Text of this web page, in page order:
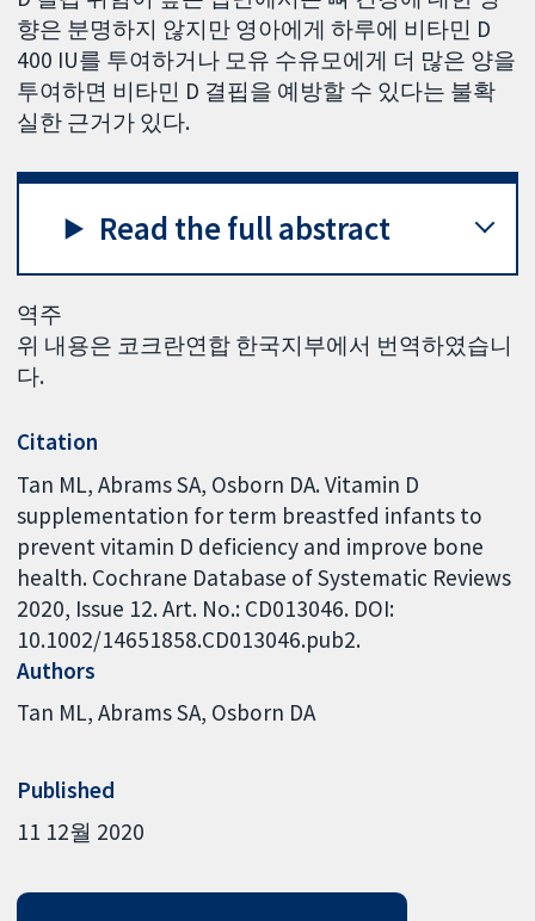
향은 분명하지 않지만 영아에게 하루에 비타민 D
400 IU를 투여하거나 모유 수유모에게 더 많은 양을
투여하면 비타민 D 결핍을 예방할 수 있다는 불확
실한 근거가 있다.
Read the full abstract
역주
위 내용은 코크란연합 한국지부에서 번역하였습니
다.
Citation
Tan ML, Abrams SA, Osborn DA. Vitamin D
supplementation for term breastfed infants to
prevent vitamin D deficiency and improve bone
health. Cochrane Database of Systematic Reviews
2020, Issue 12. Art. No.: CD013046. DOI:
10.1002/14651858.CD013046.pub2.
Authors
Tan ML Abrams SA Osborn DA
Published
11 12월 2020